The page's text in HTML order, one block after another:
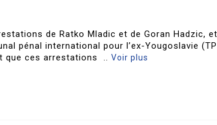
de Ratko Mladic et de Goran Hadzic, et
pénal international pour l’ex-Yougoslavie
que ces arrestations .. Voir plus